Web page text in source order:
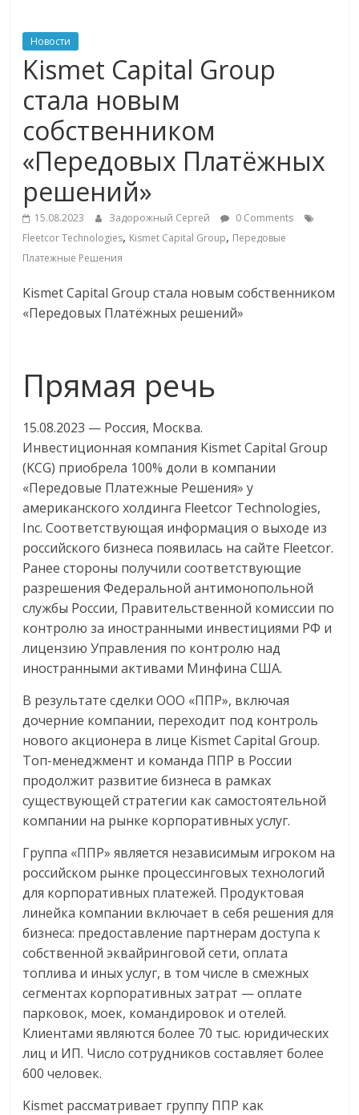
ритейле,
логистике,
технологиях,
соцсетях
Портал
об
онлайн-
торговле,
для
логистике,
технологиях,
Нам
важно,
как
знать
как
Сеть
меняет
жизнь
людей
обсудить
эти
изменения
читателем.
Новости
Kismet Capital Group
стала новым
собственником
«Передовых Платёжных
решений»
15.08.2023 Задорожный Сергей
0 Comments
Fleetcor Technologies, Kismet Capital Group, Передовые
Платежные Решения
Kismet Capital Group стала новым собственником
«Передовых Платёжных решений»
Прямая речь
15.08.2023 — Россия, Москва.
Инвестиционная компания Kismet Capital Group
(KCG) приобрела 100% доли в компании
«Передовые Платежные Решения» у
американского холдинга Fleetcor Technologies,
Inc. Соответствующая информация о выходе из
российского бизнеса появилась на сайте Fleetcor.
Ранее стороны получили соответствующие
разрешения Федеральной антимонопольной
службы России, Правительственной комиссии по
контролю за иностранными инвестициями РФ и
лицензию Управления по контролю над
иностранными активами Минфина США.
В результате сделки ООО «ППР», включая
дочерние компании, переходит под контроль
нового акционера в лице Kismet Capital Group.
Топ-менеджмент и команда ППР в России
продолжит развитие бизнеса в рамках
существующей стратегии как самостоятельной
компании на рынке корпоративных услуг.
Группа «ППР» является независимым игроком на
российском рынке процессинговых технологий
для корпоративных платежей. Продуктовая
линейка компании включает в себя решения для
бизнеса: предоставление партнерам доступа к
собственной эквайринговой сети, оплата
топлива и иных услуг, в том числе в смежных
сегментах корпоративных затрат — оплате
парковок, моек, командировок и отелей.
Клиентами являются более 70 тыс. юридических
лиц и ИП. Число сотрудников составляет более
600 человек.
Kismet рассматривает группу ППР как